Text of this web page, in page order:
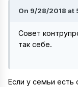
On 9/28/2018 at
Совет
так себе.
Если у семьи есть